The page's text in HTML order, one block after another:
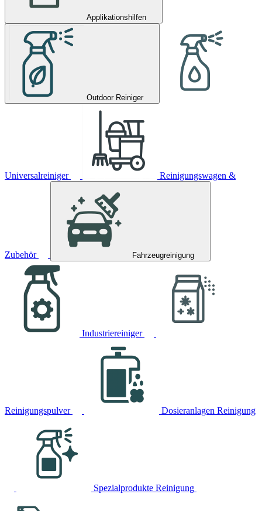
Applikationshilfen
Outdoor Reiniger
Universalreiniger Reinigungswagen &
Zubehör Fahrzeugreinigung
Industriereiniger
Reinigungspulver Dosieranlagen Reinigung
Spezialprodukte Reinigung